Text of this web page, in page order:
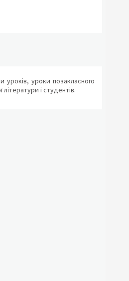
уроків, уроки позакласного
і студентів.